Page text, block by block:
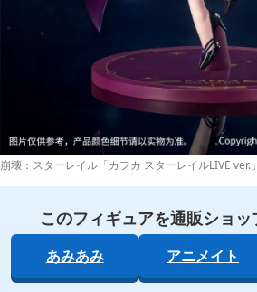
崩壊：スターレイル「カフカ スターレイルLIVE ver.」
このフィギュアを通販ショッ
あみあみ アニメイト